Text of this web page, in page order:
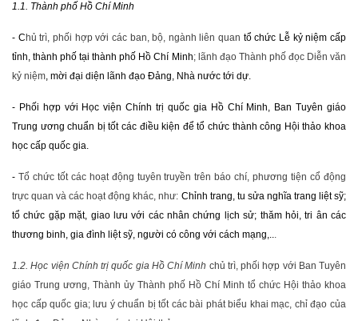
1.1. Thành phố Hồ Chí Minh
- C hủ trì, phối hợp với các ban, bộ, ngành liên quan tổ chức Lễ kỷ niệm cấp
tỉnh, thành phố tại thành phố Hồ Chí Minh; lãnh đạo Thành phố đọc Diễn văn
kỷ niệm, mời đại diện lãnh đạo Đảng, Nhà nước tới dự.
- Phối hợp với Học viện Chính trị quốc gia Hồ Chí Minh, Ban Tuyên giáo
Trung ương chuẩn bị tốt các điều kiện để tổ chức thành công Hội thảo khoa
học cấp quốc gia.
- Tổ chức tốt các hoạt động tuyên truyền trên báo chí, phương tiện cổ động
trực quan và các hoạt động khác, như: Chỉnh trang, tu sửa nghĩa trang liệt sỹ;
tổ chức gặp mặt, giao lưu với các nhân chứng lịch sử; thăm hỏi, tri ân các
thương binh, gia đình liệt sỹ, người có công với cách mạng,...
1.2. Học viện Chính trị quốc gia Hồ Chí Minh chủ trì, phối hợp với Ban Tuyên
giáo Trung ương, Thành ủy Thành phố Hồ Chí Minh tổ chức Hội thảo khoa
học cấp quốc gia; lưu ý chuẩn bị tốt các bài phát biểu khai mạc, chỉ đạo của